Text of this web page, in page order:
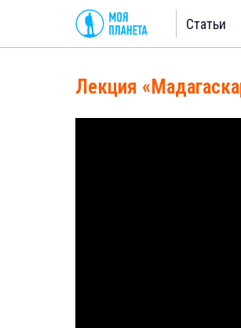
Статьи
Лекция